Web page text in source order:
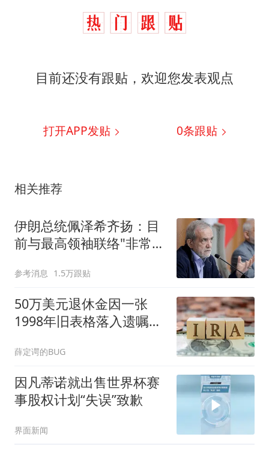
目前还没有跟贴，欢迎您发表观点
打开APP发贴 0条跟贴
相关推荐
伊朗总统佩泽希齐扬：目
前与最高领袖联络"非常困
参考消息 1.5万跟贴
50万美元退休金因一张
1998年旧表格落入遗嘱认
薛定谔的BUG
因凡蒂诺就出售世界杯赛
事股权计划“失误”致歉
界面新闻